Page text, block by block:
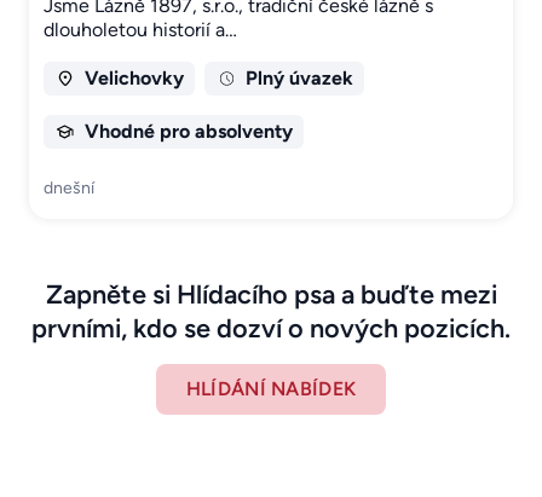
Jsme Lázně 1897, s.r.o., tradiční české lázně s
dlouholetou historií a…
Velichovky Plný úvazek
Vhodné pro absolventy
dnešní
Zapněte si Hlídacího psa a buďte mezi
prvními, kdo se dozví o nových pozicích.
HLÍDÁNÍ NABÍDEK